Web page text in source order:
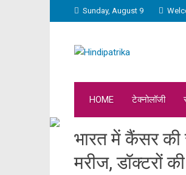
Sunday, August 9
HOME टेक्नोलॉजी
भारत में कैंसर की
मरीज, डॉक्टरों